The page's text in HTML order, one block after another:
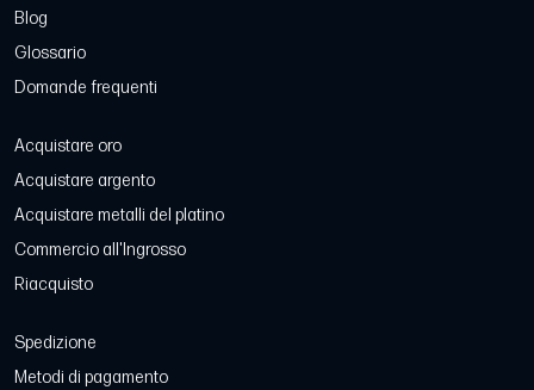
Blog
Glossario
Domande frequenti
Acquistare oro
Acquistare argento
Acquistare metalli del platino
Commercio all'Ingrosso
Riacquisto
Spedizione
Metodi di pagamento